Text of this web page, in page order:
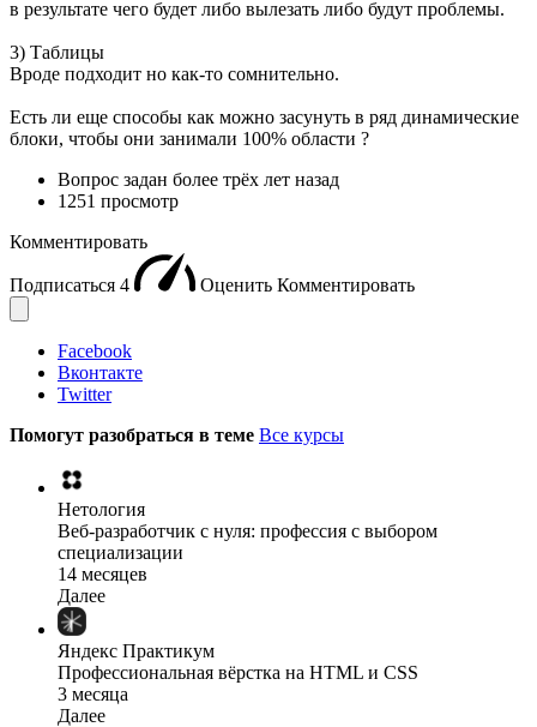
в результате чего будет либо вылезать либо будут проблемы.
3) Таблицы
Вроде подходит но как-то сомнительно.
Есть ли еще способы как можно засунуть в ряд динамические
блоки, чтобы они занимали 100% области ?
Вопрос задан более трёх лет назад
1251 просмотр
Комментировать
Подписаться 4 Оценить Комментировать
Facebook
Вконтакте
Twitter
Помогут разобраться в теме Все курсы
Нетология
Веб-разработчик с нуля: профессия с выбором
специализации
14 месяцев
Далее
Яндекс Практикум
Профессиональная вёрстка на HTML и CSS
3 месяца
Далее